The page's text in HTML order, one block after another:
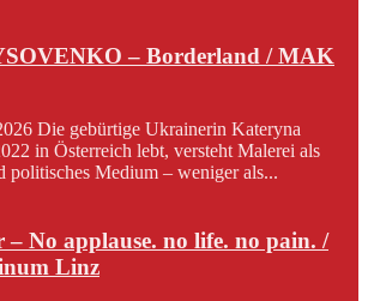
– Borderland / MAK
Die gebürtige Ukrainerin Kateryna
in Österreich lebt, versteht Malerei als
politisches Medium – weniger als...
No applause. no life. no pain. /
Linz